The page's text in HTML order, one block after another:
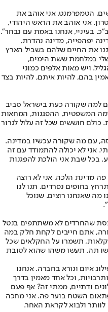
הטמפרמנט. אני אוהב את
אני אוהב את הראש היהודי,
בעיניי, אנחנו באמת עם נבחר".
יפהפייה, מדינה נהדרת,
את החיים שלהם בשביל הארץ
שלי במלחמת ששת הימים,
ויש מאות אלפים כמוני
בהם, להיות איתם, להיות בצד
למה שקורה כעת בישראל סביב
המשפטית, ההפגנות, המחאות
חוששים שכל זה עלול לגרור
זה, עם מה שקורה עכשיו במדינה.
אני לא יכולה להתמודד עם זה
בכל שבת אני הולכת להפגנות
מדינת הלכה, אני לא רוצה
בחופים נפרדים. תנו לנו
מה שאנחנו רוצים. שנוכל
שהחרדים לא משתתפים בנטל
אתם חייבים לקחת חלק במה
תשמרו על החקלאים שכל
תה. תעשו משהו שהוא לטובת
איום ונורא בחברה. אנחנו
וכל אחד מאמין בדרך
ודתיים, ממתי זה? אף פעם
השטח בוער פה. אני מחכה
לוותר ולבוא לקראת האחר.